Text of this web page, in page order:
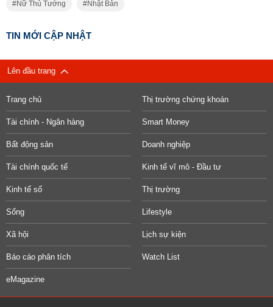
Nữ Thủ Tướng Nhật Bản
TIN MỚI CẬP NHẬT
Lên đầu trang
Trang chủ Thị trường chứng khoán
Tài chính - Ngân hàng Smart Money
Bất động sản Doanh nghiệp
Tài chính quốc tế Kinh tế vĩ mô - Đầu tư
Kinh tế số Thị trường
Sống Lifestyle
Xã hội Lịch sự kiện
Báo cáo phân tích Watch List
eMagazine